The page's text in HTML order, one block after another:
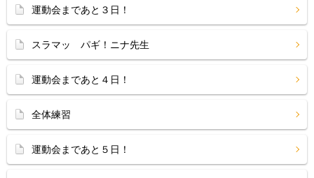
運動会まであと３日！
スラマッ パギ！ニナ先生
運動会まであと４日！
全体練習
運動会まであと５日！